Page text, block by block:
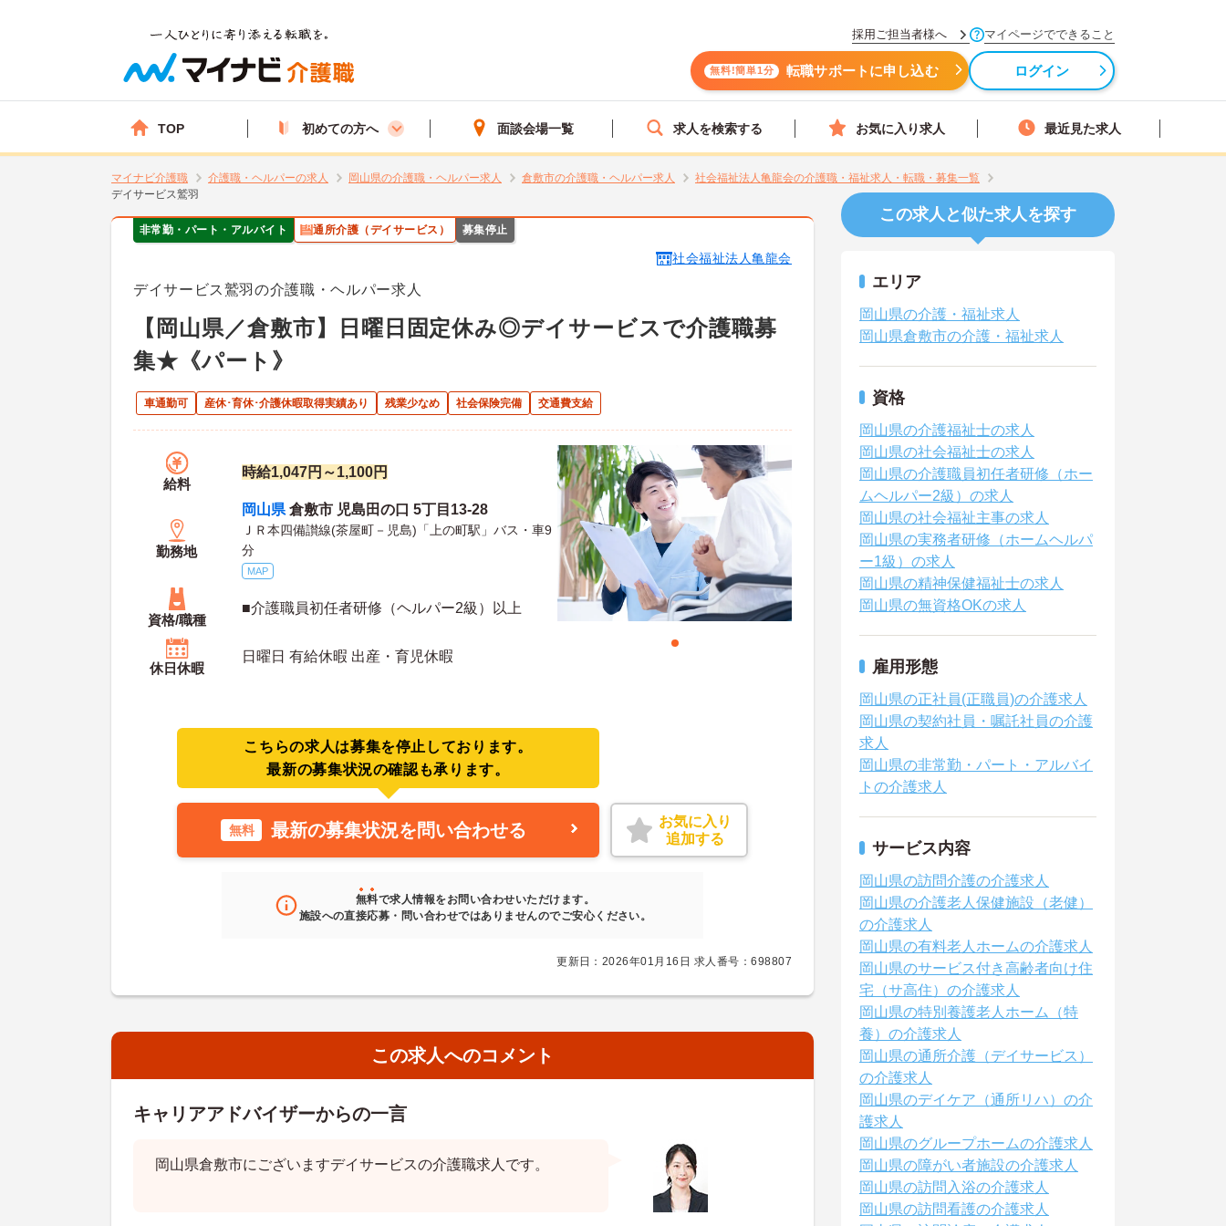
採用ご担当者様へ マイページでできること
無料!簡単1分 転職サポートに申し込む ログイン
TOP 初めての方へ 面談会場一覧 求人を検索する お気に入り求人 最近見た求人
マイナビ介護職 介護職・ヘルパーの求人 岡山県の介護職・ヘルパー求人 倉敷市の介護職・ヘルパー求人
社会福祉法人亀龍会の介護職・福祉求人・転職・募集一覧
デイサービス鷲羽
非常勤・パート・アルバイト 通所介護（デイサービス） 募集停止
社会福祉法人亀龍会
デイサービス鷲羽の介護職・ヘルパー求人
【岡山県／倉敷市】日曜日固定休み◎デイサービスで介護職募
集★《パート》
車通勤可 産休･育休･介護休暇取得実績あり 残業少なめ 社会保険完備 交通費支給
給料
時給1,047円～1,100円
勤務地
岡山県 倉敷市 児島田の口 5丁目13-28
ＪＲ本四備讃線(茶屋町－児島)「上の町駅」バス・車9
分
MAP
資格/職種
■介護職員初任者研修（ヘルパー2級）以上
休日休暇
日曜日 有給休暇 出産・育児休暇
こちらの求人は募集を停止しております。
最新の募集状況の確認も承ります。
無料 最新の募集状況を問い合わせる
お気に入り
追加する
無料で求人情報をお問い合わせいただけます。
施設への直接応募・問い合わせではありませんのでご安心ください。
更新日：2026年01月16日 求人番号：698807
この求人へのコメント
キャリアアドバイザーからの一言
岡山県倉敷市にございますデイサービスの介護職求人です。
この求人と似た求人を探す
エリア
岡山県の介護・福祉求人
岡山県倉敷市の介護・福祉求人
資格
岡山県の介護福祉士の求人
岡山県の社会福祉士の求人
岡山県の介護職員初任者研修（ホー
ムヘルパー2級）の求人
岡山県の社会福祉主事の求人
岡山県の実務者研修（ホームヘルパ
ー1級）の求人
岡山県の精神保健福祉士の求人
岡山県の無資格OKの求人
雇用形態
岡山県の正社員(正職員)の介護求人
岡山県の契約社員・嘱託社員の介護
求人
岡山県の非常勤・パート・アルバイ
トの介護求人
サービス内容
岡山県の訪問介護の介護求人
岡山県の介護老人保健施設（老健）
の介護求人
岡山県の有料老人ホームの介護求人
岡山県のサービス付き高齢者向け住
宅（サ高住）の介護求人
岡山県の特別養護老人ホーム（特
養）の介護求人
岡山県の通所介護（デイサービス）
の介護求人
岡山県のデイケア（通所リハ）の介
護求人
岡山県のグループホームの介護求人
岡山県の障がい者施設の介護求人
岡山県の訪問入浴の介護求人
岡山県の訪問看護の介護求人